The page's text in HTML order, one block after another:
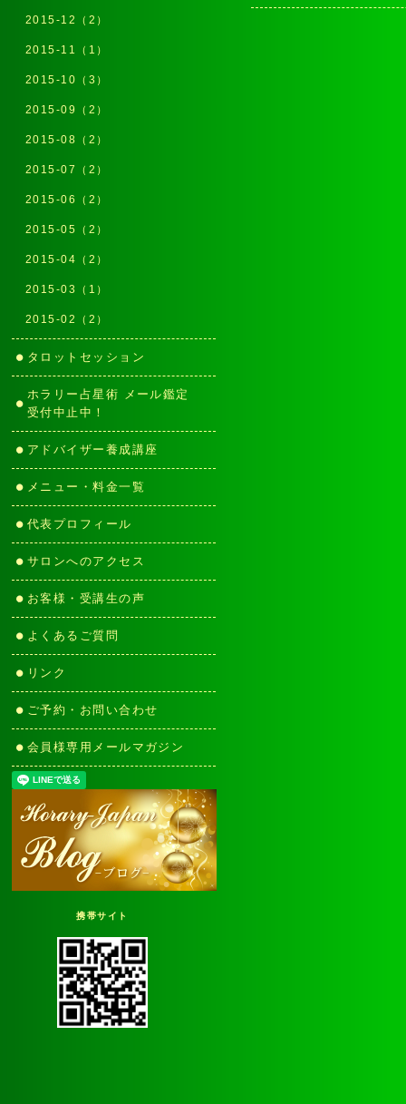
2015-12（2）
2015-11（1）
2015-10（3）
2015-09（2）
2015-08（2）
2015-07（2）
2015-06（2）
2015-05（2）
2015-04（2）
2015-03（1）
2015-02（2）
タロットセッション
ホラリー占星術 メール鑑定
受付中止中！
アドバイザー養成講座
メニュー・料金一覧
代表プロフィール
サロンへのアクセス
お客様・受講生の声
よくあるご質問
リンク
ご予約・お問い合わせ
会員様専用メールマガジン
携帯サイト